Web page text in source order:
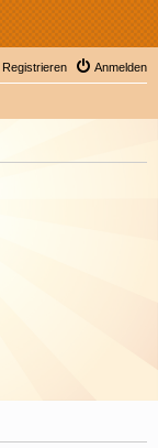
Anmelden
Registrieren